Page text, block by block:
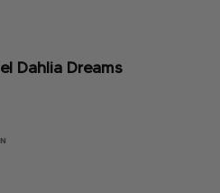
Dahlia Dreams